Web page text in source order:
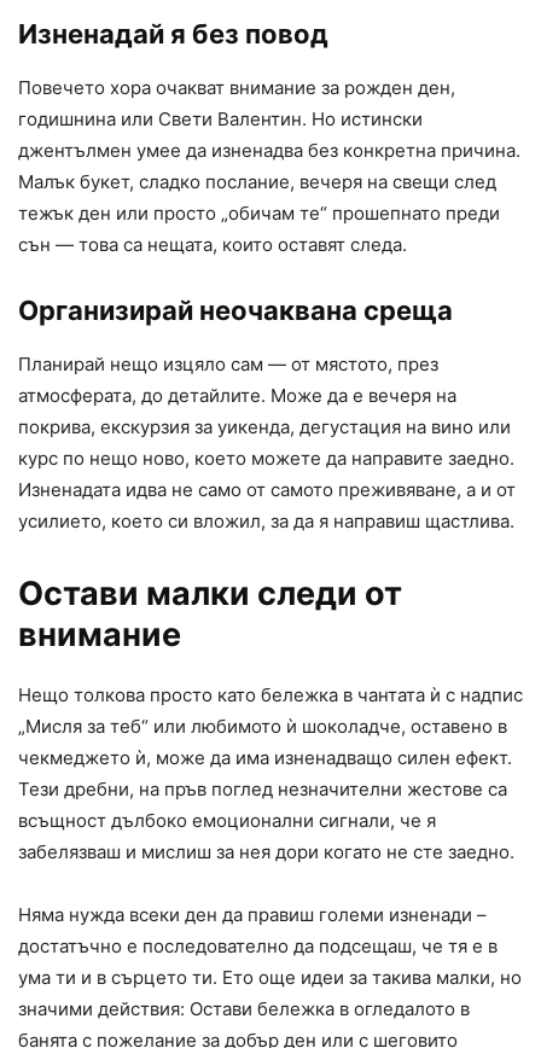
Изненадай я без повод
Повечето хора очакват внимание за рожден ден,
годишнина или Свети Валентин. Но истински
джентълмен умее да изненадва без конкретна причина.
Малък букет, сладко послание, вечеря на свещи след
тежък ден или просто „обичам те“ прошепнато преди
сън — това са нещата, които оставят следа.
Организирай неочаквана среща
Планирай нещо изцяло сам — от мястото, през
атмосферата, до детайлите. Може да е вечеря на
покрива, екскурзия за уикенда, дегустация на вино или
курс по нещо ново, което можете да направите заедно.
Изненадата идва не само от самото преживяване, а и от
усилието, което си вложил, за да я направиш щастлива.
Остави малки следи от
внимание
Нещо толкова просто като бележка в чантата ѝ с надпис
„Мисля за теб“ или любимото ѝ шоколадче, оставено в
чекмеджето ѝ, може да има изненадващо силен ефект.
Тези дребни, на пръв поглед незначителни жестове са
всъщност дълбоко емоционални сигнали, че я
забелязваш и мислиш за нея дори когато не сте заедно.
Няма нужда всеки ден да правиш големи изненади –
достатъчно е последователно да подсещаш, че тя е в
ума ти и в сърцето ти. Ето още идеи за такива малки, но
значими действия: Остави бележка в огледалото в
банята с пожелание за добър ден или с шеговито